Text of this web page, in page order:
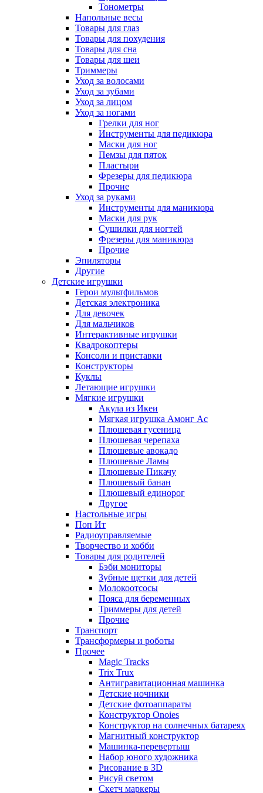
Тонометры
Напольные весы
Товары для глаз
Товары для похудения
Товары для сна
Товары для шеи
Триммеры
Уход за волосами
Уход за зубами
Уход за лицом
Уход за ногами
Грелки для ног
Инструменты для педикюра
Маски для ног
Пемзы для пяток
Пластыри
Фрезеры для педикюра
Прочие
Уход за руками
Инструменты для маникюра
Маски для рук
Сушилки для ногтей
Фрезеры для маникюра
Прочие
Эпиляторы
Другие
Детские игрушки
Герои мультфильмов
Детская электроника
Для девочек
Для мальчиков
Интерактивные игрушки
Квадрокоптеры
Консоли и приставки
Конструкторы
Куклы
Летающие игрушки
Мягкие игрушки
Акула из Икеи
Мягкая игрушка Амонг Ас
Плюшевая гусеница
Плюшевая черепаха
Плюшевые авокадо
Плюшевые Ламы
Плюшевые Пикачу
Плюшевый банан
Плюшевый единорог
Другое
Настольные игры
Поп Ит
Радиоуправляемые
Творчество и хобби
Товары для родителей
Бэби мониторы
Зубные щетки для детей
Молокоотсосы
Пояса для беременных
Триммеры для детей
Прочие
Транспорт
Трансформеры и роботы
Прочее
Magic Tracks
Trix Trux
Антигравитационная машинка
Детские ночники
Детские фотоаппараты
Конструктор Onoies
Конструктор на солнечных батареях
Магнитный конструктор
Машинка-перевертыш
Набор юного художника
Рисование в 3D
Рисуй светом
Скетч маркеры